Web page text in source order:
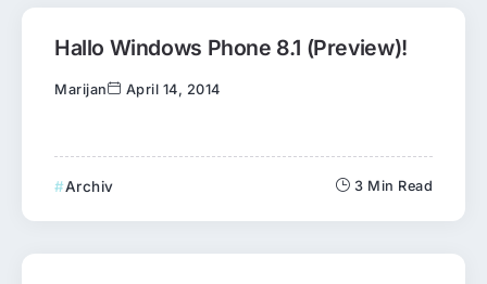
Hallo Windows Phone 8.1 (Preview)!
Marijan April 14, 2014
Archiv 3 Min Read